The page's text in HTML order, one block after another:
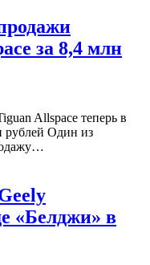
за 8,4 млн
Allspace теперь в
рублей Один из
«Белджи» в